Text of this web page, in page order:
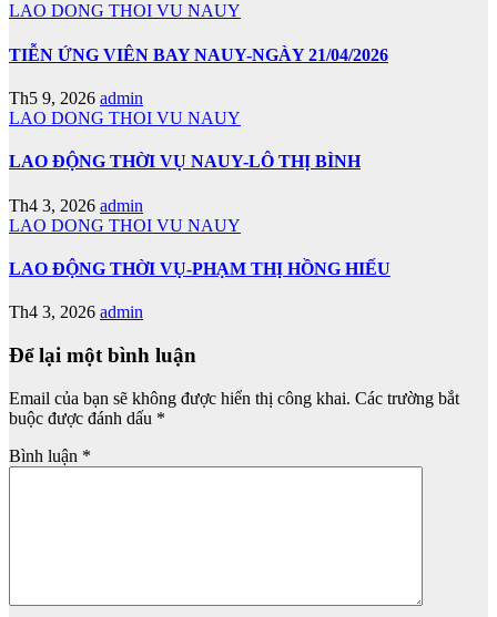
LAO DONG THOI VU NAUY
TIỄN ỨNG VIÊN BAY NAUY-NGÀY 21/04/2026
Th5 9, 2026 admin
LAO DONG THOI VU NAUY
LAO ĐỘNG THỜI VỤ NAUY-LÔ THỊ BÌNH
Th4 3, 2026 admin
LAO DONG THOI VU NAUY
LAO ĐỘNG THỜI VỤ-PHẠM THỊ HỒNG HIẾU
Th4 3, 2026 admin
Để lại một bình luận
Email của bạn sẽ không được hiển thị công khai. Các trường bắt
buộc được đánh dấu *
Bình luận *